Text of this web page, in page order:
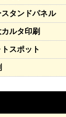
タンドパネル
ルタ印刷
スポット